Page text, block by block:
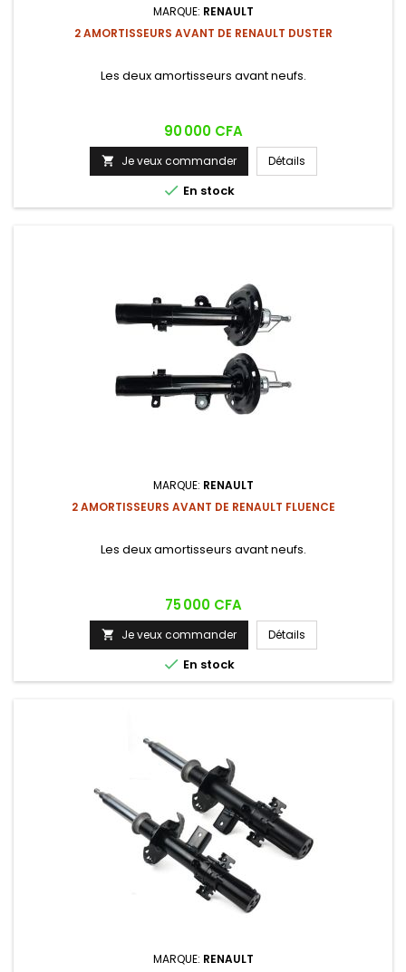
MARQUE: RENAULT
2 AMORTISSEURS AVANT DE RENAULT DUSTER
Les deux amortisseurs avant neufs.
Prix
90 000 CFA
 Je veux commander Détails
 En stock
MARQUE: RENAULT
2 AMORTISSEURS AVANT DE RENAULT FLUENCE
Les deux amortisseurs avant neufs.
Prix
75 000 CFA
 Je veux commander Détails
 En stock
MARQUE: RENAULT